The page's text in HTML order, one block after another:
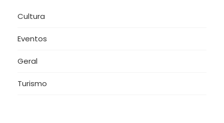
Cultura
Eventos
Geral
Turismo